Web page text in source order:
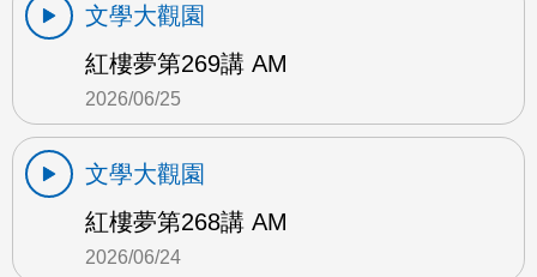
文學大觀園
紅樓夢第269講 AM
2026/06/25
文學大觀園
紅樓夢第268講 AM
2026/06/24